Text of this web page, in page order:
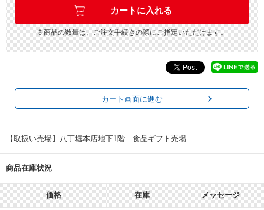
※商品の数量は、ご注文手続きの際にご指定いただけます。
カート画面に進む
【取扱い売場】八丁堀本店地下1階 食品ギフト売場
商品在庫状況
価格 在庫 メッセージ